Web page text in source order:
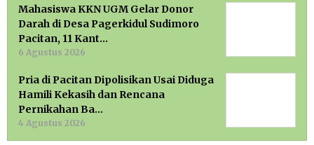
Mahasiswa KKN UGM Gelar Donor
Darah di Desa Pagerkidul Sudimoro
Pacitan, 11 Kant…
6 Agustus 2026
Pria di Pacitan Dipolisikan Usai Diduga
Hamili Kekasih dan Rencana
Pernikahan Ba…
4 Agustus 2026